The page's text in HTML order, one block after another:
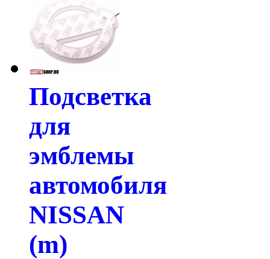
Подсветка
для
эмблемы
автомобиля
NISSAN
(m)